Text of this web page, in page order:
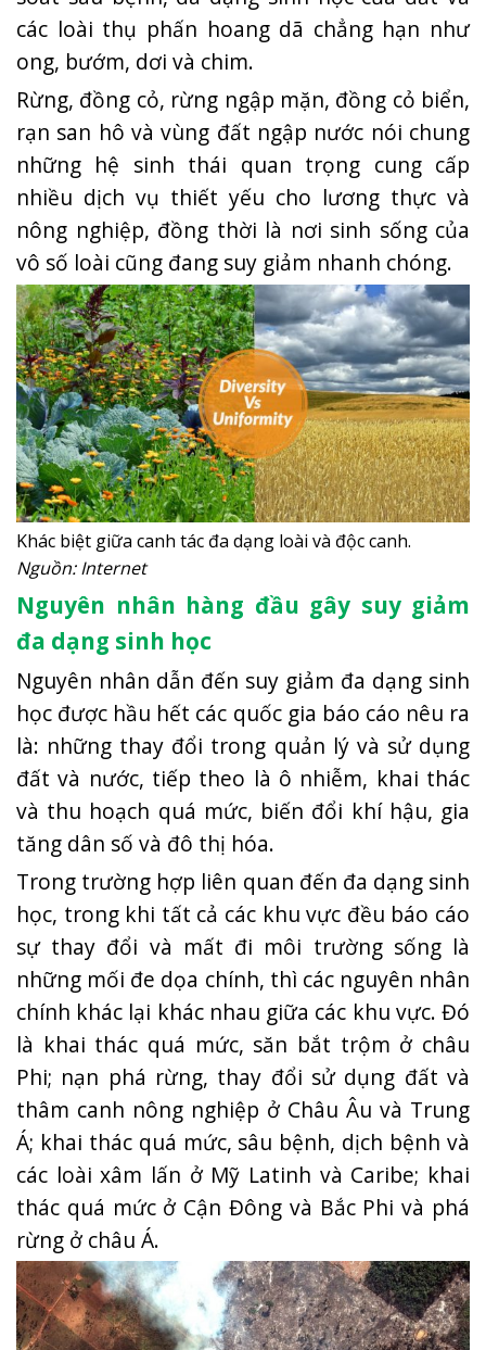
các loài thụ phấn hoang dã chẳng hạn như
ong, bướm, dơi và chim.
Rừng, đồng cỏ, rừng ngập mặn, đồng cỏ biển,
rạn san hô và vùng đất ngập nước nói chung
những hệ sinh thái quan trọng cung cấp
nhiều dịch vụ thiết yếu cho lương thực và
nông nghiệp, đồng thời là nơi sinh sống của
vô số loài cũng đang suy giảm nhanh chóng.
Khác biệt giữa canh tác đa dạng loài và độc canh.
Nguồn: Internet
Nguyên nhân hàng đầu gây suy giảm
đa dạng sinh học
Nguyên nhân dẫn đến suy giảm đa dạng sinh
học được hầu hết các quốc gia báo cáo nêu ra
là: những thay đổi trong quản lý và sử dụng
đất và nước, tiếp theo là ô nhiễm, khai thác
và thu hoạch quá mức, biến đổi khí hậu, gia
tăng dân số và đô thị hóa.
Trong trường hợp liên quan đến đa dạng sinh
học, trong khi tất cả các khu vực đều báo cáo
sự thay đổi và mất đi môi trường sống là
những mối đe dọa chính, thì các nguyên nhân
chính khác lại khác nhau giữa các khu vực. Đó
là khai thác quá mức, săn bắt trộm ở châu
Phi; nạn phá rừng, thay đổi sử dụng đất và
thâm canh nông nghiệp ở Châu Âu và Trung
Á; khai thác quá mức, sâu bệnh, dịch bệnh và
các loài xâm lấn ở Mỹ Latinh và Caribe; khai
thác quá mức ở Cận Đông và Bắc Phi và phá
rừng ở châu Á.